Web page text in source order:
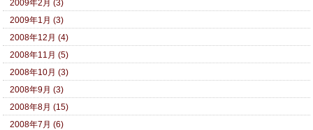
2009年2月 (3)
2009年1月 (3)
2008年12月 (4)
2008年11月 (5)
2008年10月 (3)
2008年9月 (3)
2008年8月 (15)
2008年7月 (6)